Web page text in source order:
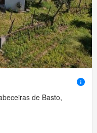
de Basto,